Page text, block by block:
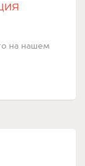
на нашем